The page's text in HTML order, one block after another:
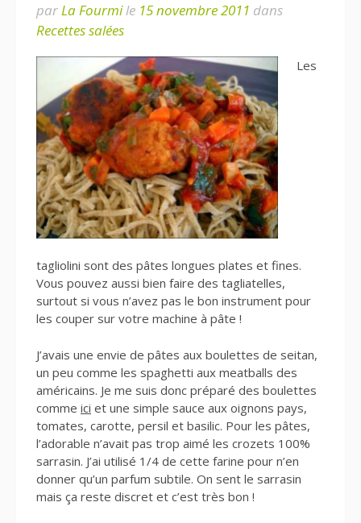
parLa Fourmile 15 novembre 2011 dans
Recettes salées
Les
tagliolini sont des pâtes longues plates et fines.
Vous pouvez aussi bien faire des tagliatelles,
surtout si vous n’avez pas le bon instrument pour
les couper sur votre machine à pâte !
J’avais une envie de pâtes aux boulettes de seitan,
un peu comme les spaghetti aux meatballs des
américains. Je me suis donc préparé des boulettes
comme ici et une simple sauce aux oignons pays,
tomates, carotte, persil et basilic. Pour les pâtes,
l’adorable n’avait pas trop aimé les crozets 100%
sarrasin. J’ai utilisé 1/4 de cette farine pour n’en
donner qu’un parfum subtile. On sent le sarrasin
mais ça reste discret et c’est très bon !